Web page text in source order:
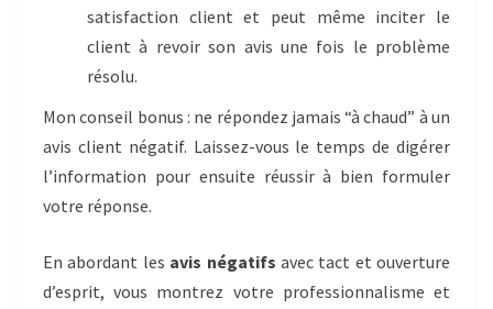
satisfaction client et peut même inciter le
client à revoir son avis une fois le problème
résolu.
Mon conseil bonus : ne répondez jamais “à chaud” à un
avis client négatif. Laissez-vous le temps de digérer
l’information pour ensuite réussir à bien formuler
votre réponse.
En abordant les avis négatifs avec tact et ouverture
d’esprit, vous montrez votre professionnalisme et